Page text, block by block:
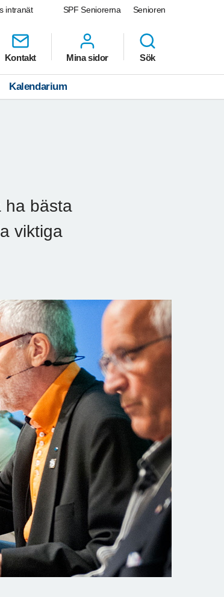
SPF Seniorerna Senioren
intranät
Kontakt Mina sidor Sök
Kalendarium
ha bästa
viktiga